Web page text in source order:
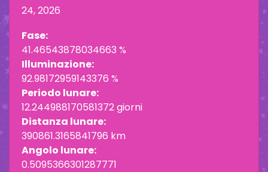
24, 2026
Fase:
41.46543878034663 %
Illuminazione:
92.98172959143376 %
Periodo lunare:
12.244988170581372 giorni
Distanza lunare:
390861.3165841796 km
Angolo lunare:
0.5095366301287771